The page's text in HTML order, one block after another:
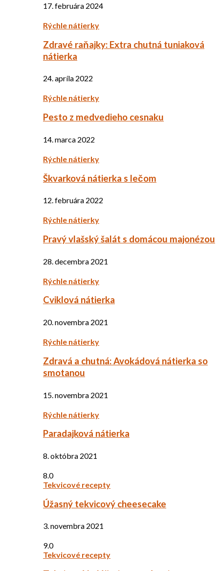
17. februára 2024
Rýchle nátierky
Zdravé raňajky: Extra chutná tuniaková
nátierka
24. apríla 2022
Rýchle nátierky
Pesto z medvedieho cesnaku
14. marca 2022
Rýchle nátierky
Škvarková nátierka s lečom
12. februára 2022
Rýchle nátierky
Pravý vlašský šalát s domácou majonézou
28. decembra 2021
Rýchle nátierky
Cviklová nátierka
20. novembra 2021
Rýchle nátierky
Zdravá a chutná: Avokádová nátierka so
smotanou
15. novembra 2021
Rýchle nátierky
Paradajková nátierka
8. októbra 2021
8.0
Tekvicové recepty
Úžasný tekvicový cheesecake
3. novembra 2021
9.0
Tekvicové recepty